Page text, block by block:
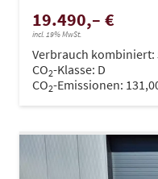
19.490,– €
incl. 19% MwSt.
Verbrauch kombiniert:
CO2-Klasse: D
CO2-Emissionen: